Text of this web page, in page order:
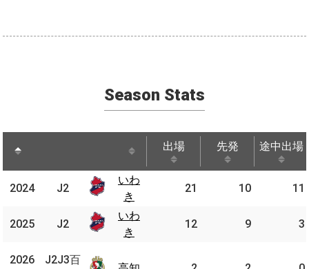
Season Stats
出場 先発 途中出場
2024
いわ
き
21 10 11
2025
いわ
き
12 9 3
2026
2024 J2
いわ
き
2025 J2
いわ
き
2026
J2J3百